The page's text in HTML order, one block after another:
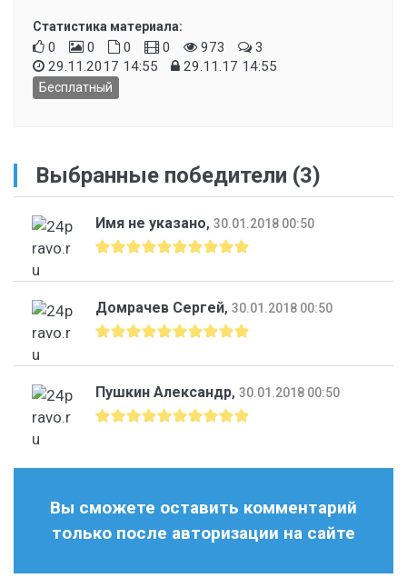
Статистика материала:
0 0 0 0 973
3
29.11.2017 14:55
29.11.17 14:55
Бесплатный
Выбранные победители (3)
Имя не указано, 30.01.2018 00:50
Домрачев Сергей, 30.01.2018 00:50
Пушкин Александр, 30.01.2018 00:50
Вы сможете оставить комментарий
только после авторизации на сайте